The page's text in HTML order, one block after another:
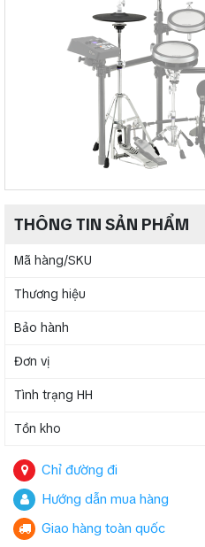
THÔNG TIN SẢN PHẨM
Mã hàng/SKU
Thương hiệu
Bảo hành
Đơn vị
Tình trạng HH
Tồn kho
Chỉ đường đi
Hướng dẫn mua hàng
Giao hàng toàn quốc